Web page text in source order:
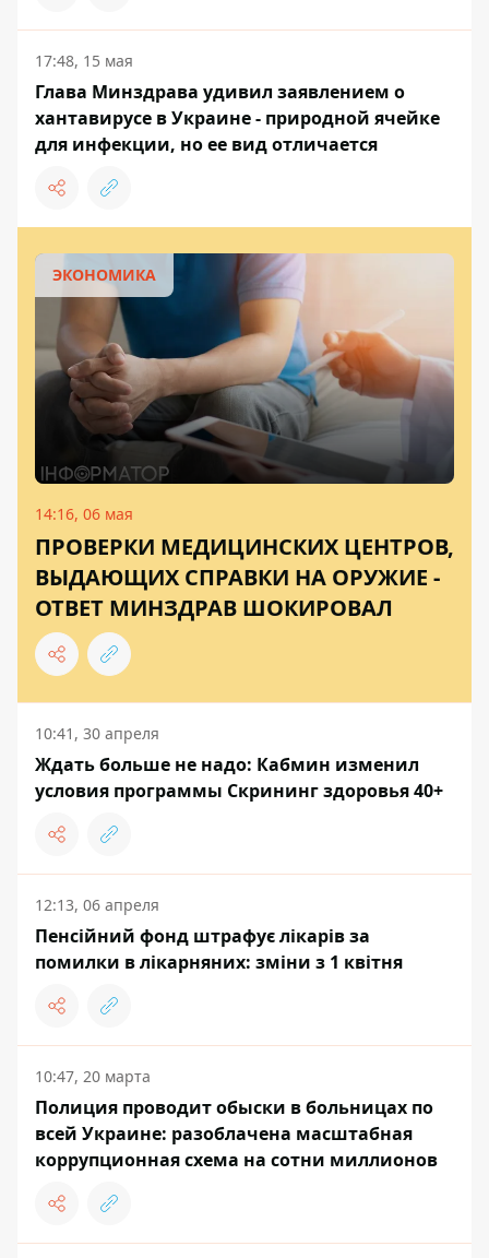
17:48, 15 мая
Глава Минздрава удивил заявлением о
хантавирусе в Украине - природной ячейке
для инфекции, но ее вид отличается
ЭКОНОМИКА
14:16, 06 мая
ПРОВЕРКИ МЕДИЦИНСКИХ ЦЕНТРОВ,
ВЫДАЮЩИХ СПРАВКИ НА ОРУЖИЕ -
ОТВЕТ МИНЗДРАВ ШОКИРОВАЛ
10:41, 30 апреля
Ждать больше не надо: Кабмин изменил
условия программы Скрининг здоровья 40+
12:13, 06 апреля
Пенсійний фонд штрафує лікарів за
помилки в лікарняних: зміни з 1 квітня
10:47, 20 марта
Полиция проводит обыски в больницах по
всей Украине: разоблачена масштабная
коррупционная схема на сотни миллионов